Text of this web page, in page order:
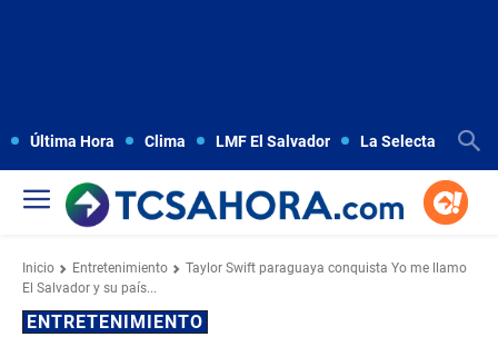
Última Hora Clima LMF El Salvador La Selecta
Inicio Entretenimiento
Taylor Swift paraguaya conquista Yo me llamo
El Salvador y su país...
ENTRETENIMIENTO